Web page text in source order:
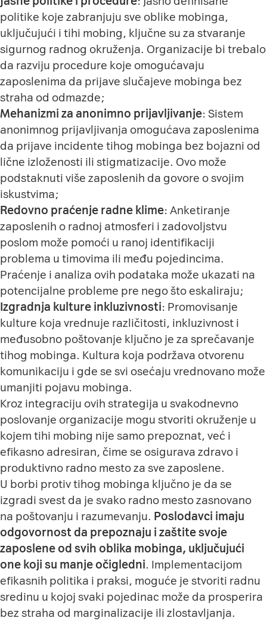
politike koje zabranjuju sve oblike mobinga,
uključujući i tihi mobing, ključne su za stvaranje
sigurnog radnog okruženja. Organizacije bi trebalo
da razviju procedure koje omogućavaju
zaposlenima da prijave slučajeve mobinga bez
straha od odmazde;
Mehanizmi za anonimno prijavljivanje: Sistem
anonimnog prijavljivanja omogućava zaposlenima
da prijave incidente tihog mobinga bez bojazni od
lične izloženosti ili stigmatizacije. Ovo može
podstaknuti više zaposlenih da govore o svojim
iskustvima;
Redovno praćenje radne klime: Anketiranje
zaposlenih o radnoj atmosferi i zadovoljstvu
poslom može pomoći u ranoj identifikaciji
problema u timovima ili među pojedincima.
Praćenje i analiza ovih podataka može ukazati na
potencijalne probleme pre nego što eskaliraju;
Izgradnja kulture inkluzivnosti: Promovisanje
kulture koja vrednuje različitosti, inkluzivnost i
međusobno poštovanje ključno je za sprečavanje
tihog mobinga. Kultura koja podržava otvorenu
komunikaciju i gde se svi osećaju vrednovano može
umanjiti pojavu mobinga.
Kroz integraciju ovih strategija u svakodnevno
poslovanje organizacije mogu stvoriti okruženje u
kojem tihi mobing nije samo prepoznat, već i
efikasno adresiran, čime se osigurava zdravo i
produktivno radno mesto za sve zaposlene.
U borbi protiv tihog mobinga ključno je da se
izgradi svest da je svako radno mesto zasnovano
na poštovanju i razumevanju. Poslodavci imaju
odgovornost da prepoznaju i zaštite svoje
zaposlene od svih oblika mobinga, uključujući
one koji su manje očigledni. Implementacijom
efikasnih politika i praksi, moguće je stvoriti radnu
sredinu u kojoj svaki pojedinac može da prosperira
bez straha od marginalizacije ili zlostavljanja.